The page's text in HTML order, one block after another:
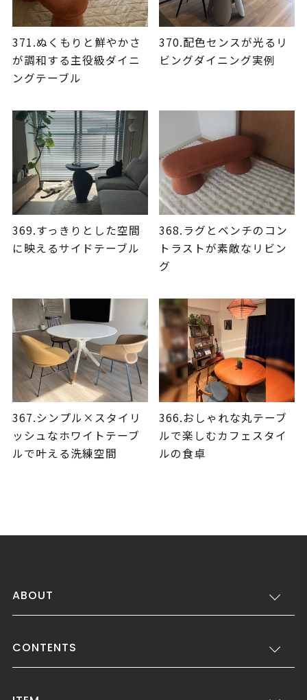
371.ぬくもりと鮮やかさ
が調和する主役級ダイニ
ングテーブル
370.配色センスが光るリ
ビングダイニング実例
369.すっきりとした空間
に映えるサイドテーブル
368.ラグとベンチのコン
トラストが素敵なリビン
グ
367.シンプル×スタイリ
ッシュなホワイトテーブ
ルで叶える洗練空間
366.おしゃれな丸テーブ
ルで楽しむカフェスタイ
ルの食卓
ABOUT
CONTENTS